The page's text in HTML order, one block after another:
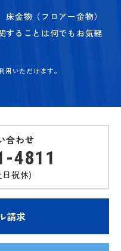
金物（フロアー金物）
することは何でもお気軽
いただけます。
合わせ
4811
日祝休)
請求